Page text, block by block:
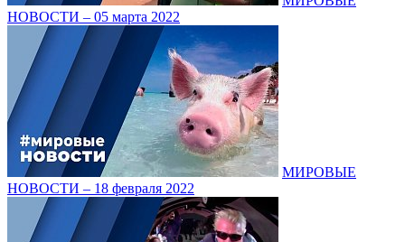
НОВОСТИ – 05 марта 2022
МИРОВЫЕ
НОВОСТИ – 18 февраля 2022